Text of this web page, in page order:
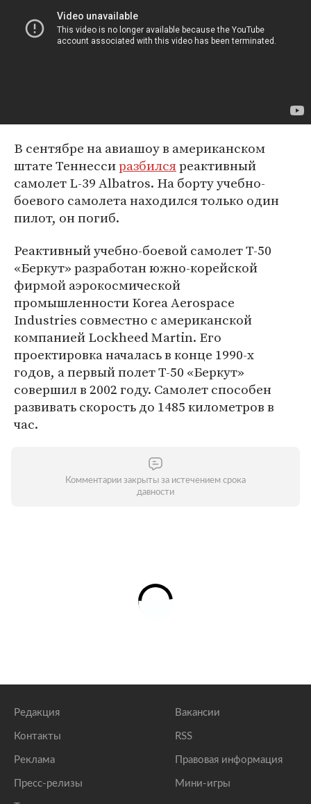
В сентябре на авиашоу в американском
штате Теннессиразбилсяреактивный
самолет L-39 Albatros. На борту учебно-
боевого самолета находился только один
пилот, он погиб.
Реактивный учебно-боевой самолет T-50
«Беркут» разработан южно-корейской
фирмой аэрокосмической
промышленности Korea Aerospace
Industries совместно с американской
компанией Lockheed Martin. Его
проектировка началась в конце 1990-х
годов, а первый полет T-50 «Беркут»
совершил в 2002 году. Самолет способен
развивать скорость до 1485 километров в
час.
Комментарии закрыты за истечением срока
давности
Редакция
Контакты
Реклама
Пресс-релизы
Вакансии
RSS
Правовая информация
Мини-игры